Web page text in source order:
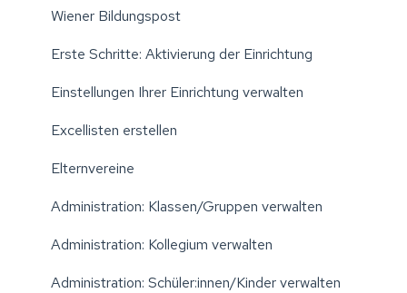
Wiener Bildungspost
Erste Schritte: Aktivierung der Einrichtung
Einstellungen Ihrer Einrichtung verwalten
Excellisten erstellen
Elternvereine
Administration: Klassen/Gruppen verwalten
Administration: Kollegium verwalten
Administration: Schüler:innen/Kinder verwalten